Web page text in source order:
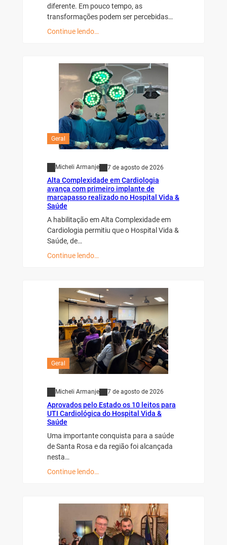
diferente. Em pouco tempo, as
transformações podem ser percebidas…
Continue lendo…
Geral
Micheli Armanje 7 de agosto de 2026
Alta Complexidade em Cardiologia
avança com primeiro implante de
marcapasso realizado no Hospital Vida &
Saúde
A habilitação em Alta Complexidade em
Cardiologia permitiu que o Hospital Vida &
Saúde, de…
Continue lendo…
Geral
Micheli Armanje 7 de agosto de 2026
Aprovados pelo Estado os 10 leitos para
UTI Cardiológica do Hospital Vida &
Saúde
Uma importante conquista para a saúde
de Santa Rosa e da região foi alcançada
nesta…
Continue lendo…